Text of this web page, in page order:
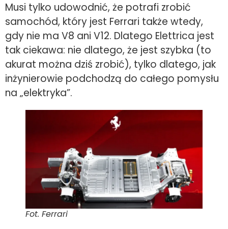
Musi tylko udowodnić, że potrafi zrobić
samochód, który jest Ferrari także wtedy,
gdy nie ma V8 ani V12. Dlatego Elettrica jest
tak ciekawa: nie dlatego, że jest szybka (to
akurat można dziś zrobić), tylko dlatego, jak
inżynierowie podchodzą do całego pomysłu
na „elektryka”.
Fot. Ferrari